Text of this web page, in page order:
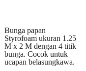
Bunga papan
Styrofoam ukuran 1.25
M x 2 M dengan 4 titik
bunga. Cocok untuk
ucapan belasungkawa.